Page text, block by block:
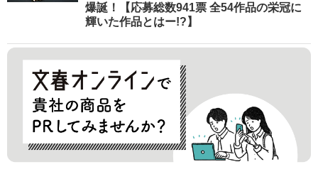
爆誕！【応募総数941票 全54作品の栄冠に
輝いた作品とはー!?】